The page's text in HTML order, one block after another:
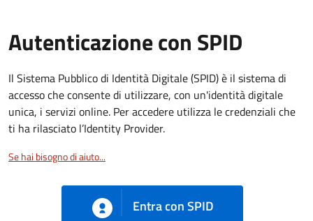
Autenticazione con SPID
Il Sistema Pubblico di Identità Digitale (SPID) è il sistema di
accesso che consente di utilizzare, con un'identità digitale
unica, i servizi online. Per accedere utilizza le credenziali che
ti ha rilasciato l’Identity Provider.
Se hai bisogno di aiuto...
Entra con SPID